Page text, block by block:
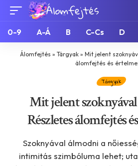
0-9 A-Á B C-Cs D
Álomfejtés » Tárgyak» Mit jelent
álomfejtés és
Tárgyak
Mit jelent
Részletes álomfejtés
Szoknyával álmodni a
intimitás szimbóluma lehet;